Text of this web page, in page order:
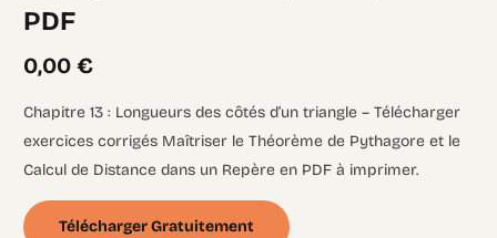
PDF
0,00€
Chapitre 13 : Longueurs des côtés d’un triangle – Télécharger
exercices corrigés Maîtriser le Théorème de Pythagore et le
Calcul de Distance dans un Repère en PDF à imprimer.
Télécharger Gratuitement